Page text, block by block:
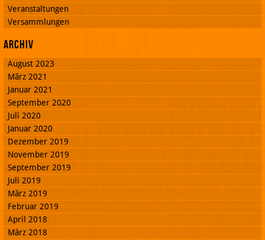
Veranstaltungen
Versammlungen
Archiv
August 2023
März 2021
Januar 2021
September 2020
Juli 2020
Januar 2020
Dezember 2019
November 2019
September 2019
Juli 2019
März 2019
Februar 2019
April 2018
März 2018